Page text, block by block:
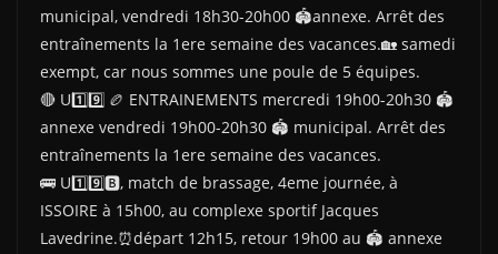
municipal, vendredi 18h30-20h00 🏟annexe. Arrêt des
entraînements la 1ere semaine des vacances.🏡 samedi
exempt, car nous sommes une poule de 5 équipes.
🔴 U1️⃣9️⃣ 🏉 ENTRAINEMENTS mercredi 19h00-20h30 🏟
annexe vendredi 19h00-20h30 🏟 municipal. Arrêt des
entraînements la 1ere semaine des vacances.
🚌 U1️⃣9️⃣🅱️, match de brassage, 4eme journée, à
ISSOIRE à 15h00, au complexe sportif Jacques
Lavedrine.⏰départ 12h15, retour 19h00 au 🏟 annexe